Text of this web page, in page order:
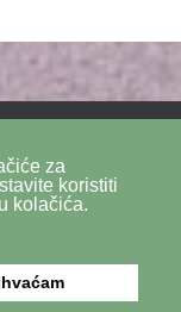
za
koristiti
kolačića.
SiteMap